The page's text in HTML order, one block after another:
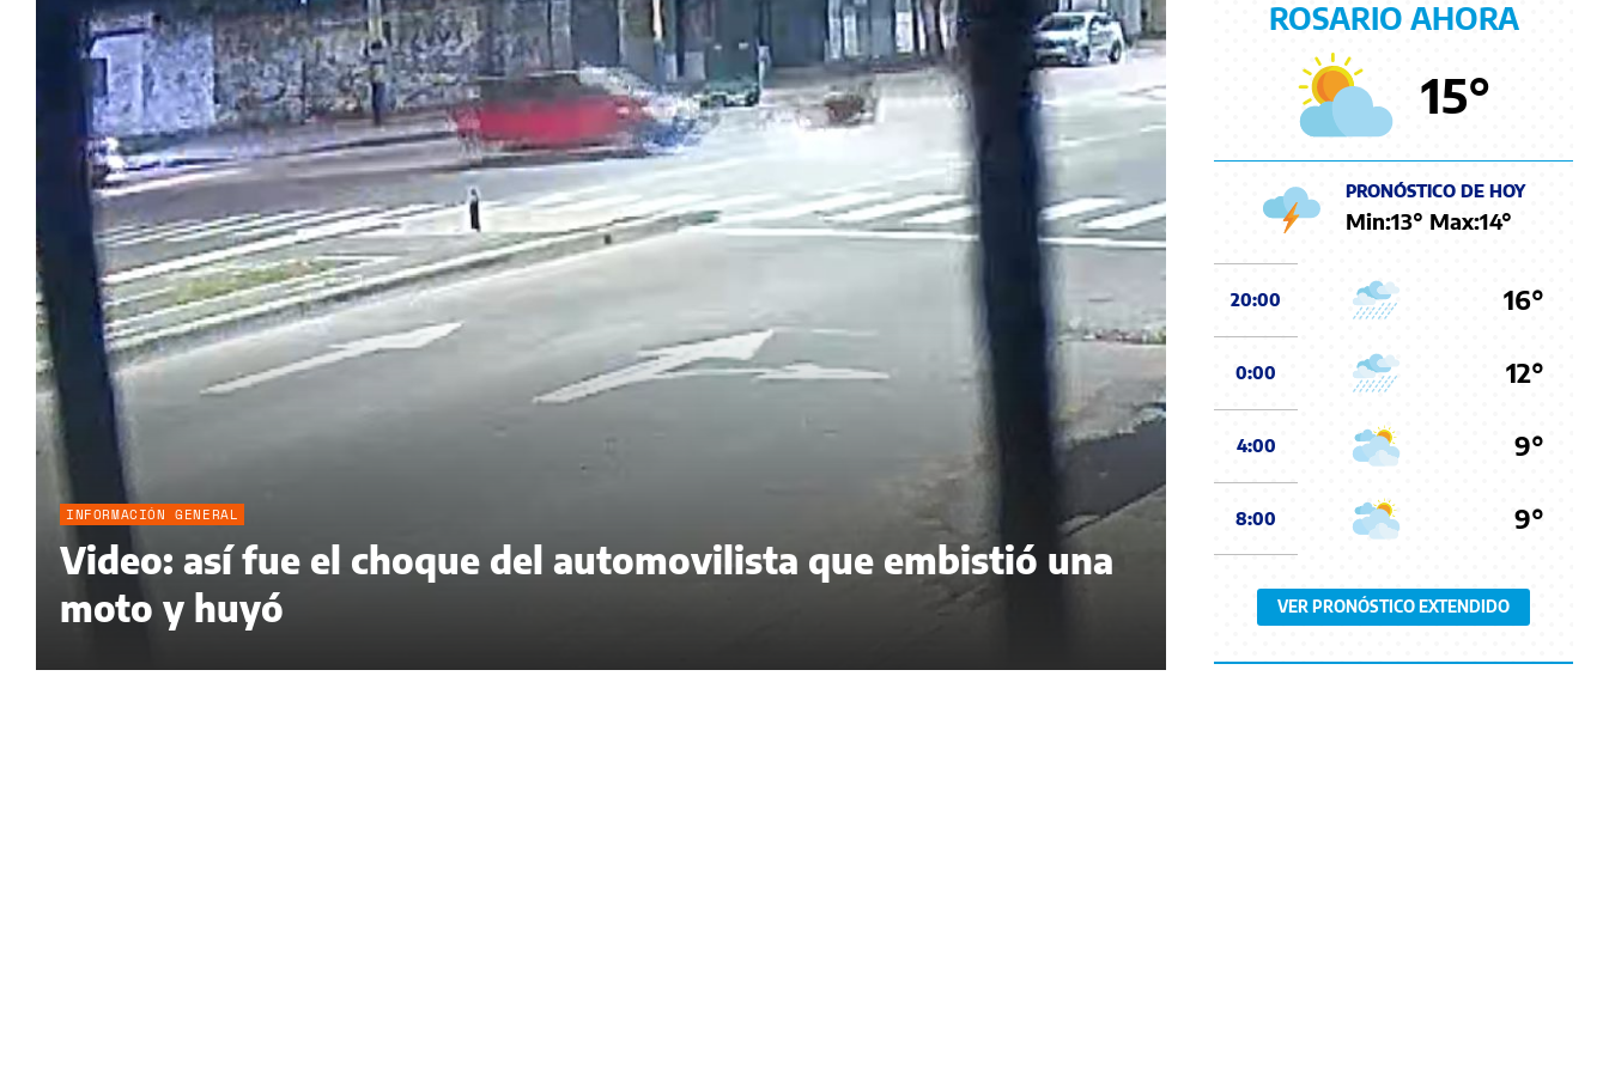
INFORMACIÓN GENERAL
Video: así fue el choque del automovilista que embistió una
moto y huyó
ROSARIO AHORA
15°
PRONÓSTICO DE HOY
Min:13° Max:14°
20:00 16°
0:00 12°
4:00 9°
8:00 9°
VER PRONÓSTICO EXTENDIDO